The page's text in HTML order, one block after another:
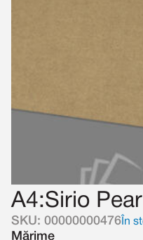
A4:Sirio
SKU: 00000000476 În
Mărime